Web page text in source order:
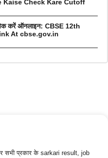
Kaise Check Kare Cutoff
चेक करें ऑनलाइन: CBSE 12th
At cbse.gov.in
सभी प्रकार के sarkari result, job